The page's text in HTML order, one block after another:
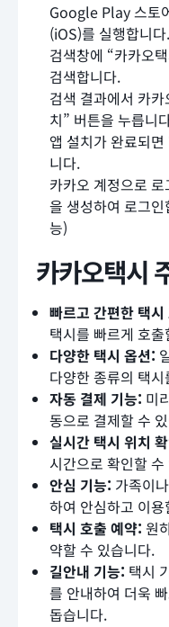
Google Play 스토
(iOS)를 실행합니다.
검색창에 “카카오
검색합니다.
검색 결과에서 카
치” 버튼을 누릅니
앱 설치가 완료되
니다.
카카오 계정으로
을 생성하여 로그
능)
카카오택시
빠르고 간편한 택시
택시를 빠르게 호
다양한 택시 옵션:
다양한 종류의 택
자동 결제 기능: 미
동으로 결제할 수
실시간 택시 위치
시간으로 확인할
안심 기능: 가족이
하여 안심하고 이
택시 호출 예약: 원
약할 수 있습니다.
길안내 기능: 택시
를 안내하여 더욱
돕습니다.